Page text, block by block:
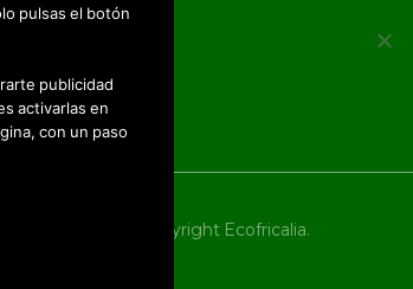
2018 - Copyright Ecofricalia.
pulsas el botón
publicidad
activarlas en
con un paso